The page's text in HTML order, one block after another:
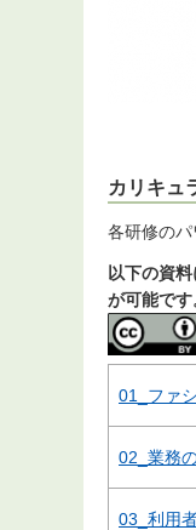
カリキュ
各研修のパ
以下の資
が可能です
01_ファ
02_業務
03_利用